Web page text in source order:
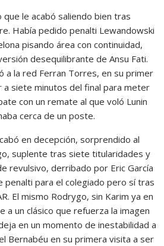
le acabó saliendo bien tras
Había pedido penalti Lewandowski
pisando área con continuidad,
desequilibrante de Ansu Fati.
a la red Ferran Torres, en su primer
a siete minutos del final para meter
con un remate al que voló Lunin
cerca de un poste.
en decepción, sorprendido al
suplente tras siete titularidades y
revulsivo, derribado por Eric García
penalti para el colegiado pero sí tras
El mismo Rodrygo, sin Karim ya en
a un clásico que refuerza la imagen
en un momento de inestabilidad a
Bernabéu en su primera visita a ser